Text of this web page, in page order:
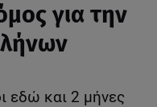
για την
εδώ και 2 μήνες